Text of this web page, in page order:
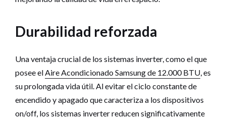
Durabilidad reforzada
Una ventaja crucial de los sistemas inverter, como el que
posee el Aire Acondicionado Samsung de 12.000 BTU , es
su prolongada vida útil. Al evitar el ciclo constante de
encendido y apagado que caracteriza a los dispositivos
on/off, los sistemas inverter reducen significativamente